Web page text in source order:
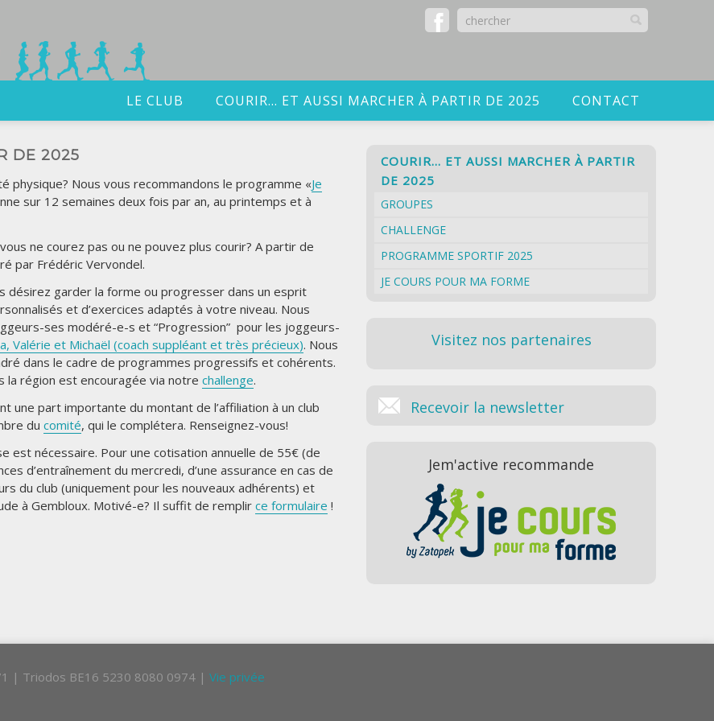
LE CLUB COURIR… ET AUSSI MARCHER À PARTIR DE 2025 CONTACT
DE 2025
Nous vous recommandons le programme «Je
sur 12 semaines deux fois par an, au printemps et à
ne courez pas ou ne pouvez plus courir? A partir de
par Frédéric Vervondel.
désirez garder la forme ou progresser dans un esprit
et d’exercices adaptés à votre niveau. Nous
ses modéré-e-s et “Progression” pour les joggeurs-
Valérie et Michaël (coach suppléant et très précieux). Nous
dans le cadre de programmes progressifs et cohérents.
la région est encouragée via notre challenge.
une part importante du montant de l’affiliation à un club
du comité, qui le complétera. Renseignez-vous!
est nécessaire. Pour une cotisation annuelle de 55€ (de
d’entraînement du mercredi, d’une assurance en cas de
du club (uniquement pour les nouveaux adhérents) et
à Gembloux. Motivé-e? Il suffit de remplir ce formulaire !
COURIR… ET AUSSI MARCHER À PARTIR
DE 2025
GROUPES
CHALLENGE
PROGRAMME SPORTIF 2025
JE COURS POUR MA FORME
Visitez nos partenaires
Recevoir la newsletter
Jem'active recommande
| Triodos BE16 5230 8080 0974 | Vie privée